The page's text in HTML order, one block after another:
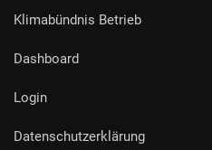
Klimabündnis Betrieb
Dashboard
Login
Datenschutzerklärung